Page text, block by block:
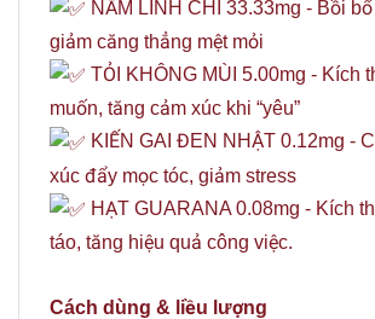
NẤM LINH CHI 33.33mg - Bồi
giảm căng thẳng mệt mỏi
TỎI KHÔNG MÙI 5.00mg - Kích
muốn, tăng cảm xúc khi “yêu”
KIẾN GAI ĐEN NHẬT 0.12mg -
xúc đẩy mọc tóc, giảm stress
HẠT GUARANA 0.08mg - Kích
táo, tăng hiệu quả công việc.
Cách dùng & liều lượng